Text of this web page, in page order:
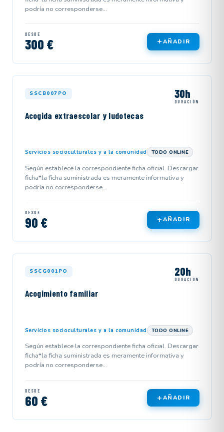
podría no corresponderse...
DESDE
300 € AÑADIR
SSCB007PO 30h
DURACIÓN
Acogida extraescolar y ludotecas
Servicios socioculturales y a la comunidad TODO ONLINE
Según establece la correspondiente ficha oficial. Descargar
ficha*la ficha suministrada es meramente informativa y
podría no corresponderse...
DESDE
90 € AÑADIR
SSCG001PO 20h
DURACIÓN
Acogimiento familiar
Servicios socioculturales y a la comunidad TODO ONLINE
Según establece la correspondiente ficha oficial. Descargar
ficha*la ficha suministrada es meramente informativa y
podría no corresponderse...
DESDE
60 € AÑADIR